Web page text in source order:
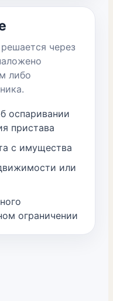
через
либо
оспаривании
пристава
с имущества
или
ограничении